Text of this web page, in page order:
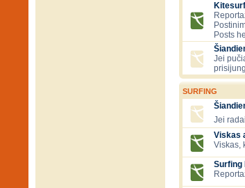
Posts
Jei
SURFING
Jei
Viskas
Viskas,
Surfing